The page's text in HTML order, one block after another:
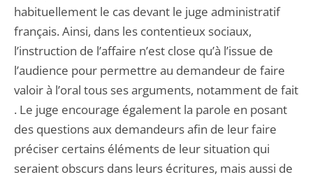
habituellement le cas devant le juge administratif
français. Ainsi, dans les contentieux sociaux,
l’instruction de l’affaire n’est close qu’à l’issue de
l’audience pour permettre au demandeur de faire
valoir à l’oral tous ses arguments, notamment de fait
. Le juge encourage également la parole en posant
des questions aux demandeurs afin de leur faire
préciser certains éléments de leur situation qui
seraient obscurs dans leurs écritures, mais aussi de